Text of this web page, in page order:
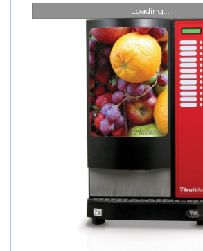
Loading...